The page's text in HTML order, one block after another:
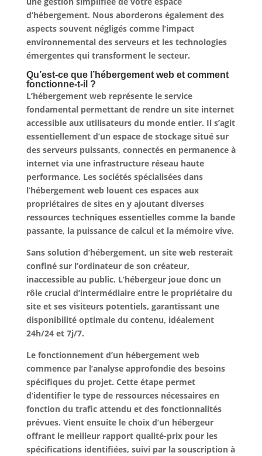
d’hébergement. Nous aborderons également des
aspects souvent négligés comme l’impact
environnemental des serveurs et les technologies
émergentes qui transforment le secteur.
Qu’est-ce que l’hébergement web et comment
fonctionne-t-il ?
L’hébergement web représente le service
fondamental permettant de rendre un site internet
accessible aux utilisateurs du monde entier. Il s’agit
essentiellement d’un espace de stockage situé sur
des serveurs puissants, connectés en permanence à
internet via une infrastructure réseau haute
performance. Les sociétés spécialisées dans
l’hébergement weblouent ces espaces aux
propriétaires de sites en y ajoutant diverses
ressources techniques essentielles comme la bande
passante, la puissance de calcul et la mémoire vive.
Sans solution d’hébergement, un site web resterait
confiné sur l’ordinateur de son créateur,
inaccessible au public. L’hébergeur joue donc un
rôle crucial d’intermédiaire entre le propriétaire du
site et ses visiteurs potentiels, garantissant une
disponibilité optimale du contenu, idéalement
24h/24 et 7j/7.
Le fonctionnement d’un hébergement web
commence par l’analyse approfondie des besoins
spécifiques du projet. Cette étape permet
d’identifier le type de ressources nécessaires en
fonction du trafic attendu et des fonctionnalités
prévues. Vient ensuite le choix d’un hébergeur
offrant le meilleur rapport qualité-prix pour les
spécifications identifiées, suivi par la souscription à